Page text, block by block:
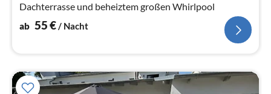
Dachterrasse und beheiztem großen Whirlpool
ab 55€/ Nacht